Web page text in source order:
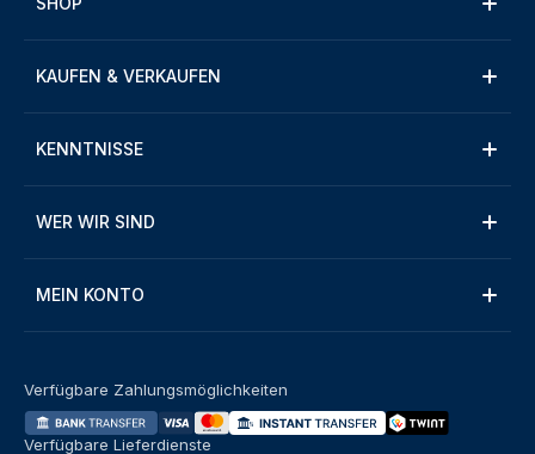
KAUFEN & VERKAUFEN
KENNTNISSE
WER WIR SIND
MEIN KONTO
Verfügbare Zahlungsmöglichkeiten
Verfügbare Lieferdienste